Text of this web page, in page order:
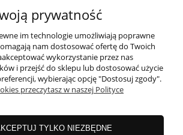
MOJE KONTO
I DOSTAWA
INFORMACJE
O NAS
prywatność
im technologie umożliwiają poprawne
nam dostosować ofertę do Twoich
wykorzystanie przez nas
i przejść do sklepu lub dostosować użycie
wybierając opcję "Dostosuj zgody".
przeczytasz w naszej Polityce
TYLKO NIEZBĘDNE